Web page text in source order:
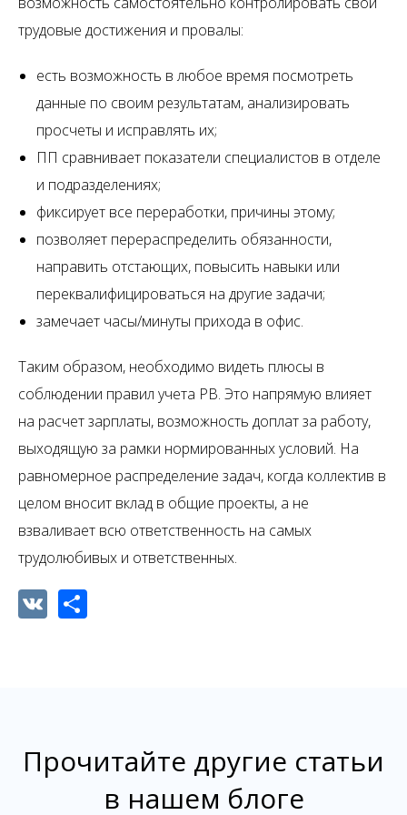
трудовые достижения и провалы:
есть возможность в любое время посмотреть
данные по своим результатам, анализировать
просчеты и исправлять их;
ПП сравнивает показатели специалистов в отделе
и подразделениях;
фиксирует все переработки, причины этому;
позволяет перераспределить обязанности,
направить отстающих, повысить навыки или
переквалифицироваться на другие задачи;
замечает часы/минуты прихода в офис.
Таким образом, необходимо видеть плюсы в
соблюдении правил учета РВ. Это напрямую влияет
на расчет зарплаты, возможность доплат за работу,
выходящую за рамки нормированных условий. На
равномерное распределение задач, когда коллектив в
целом вносит вклад в общие проекты, а не
взваливает всю ответственность на самых
трудолюбивых и ответственных.
VK Share
Прочитайте другие статьи
в нашем блоге